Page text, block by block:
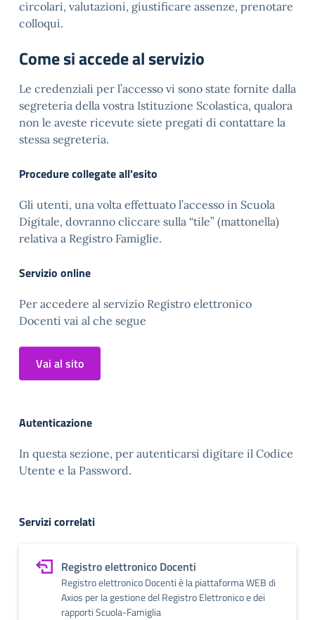
circolari, valutazioni, giustificare assenze, prenotare
colloqui.
Come si accede al servizio
Le credenziali per l’accesso vi sono state fornite dalla
segreteria della vostra Istituzione Scolastica, qualora
non le aveste ricevute siete pregati di contattare la
stessa segreteria.
Procedure collegate all'esito
Gli utenti, una volta effettuato l’accesso in Scuola
Digitale, dovranno cliccare sulla “tile” (mattonella)
relativa a Registro Famiglie.
Servizio online
Per accedere al servizio Registro elettronico
Docenti vai al che segue
Vai al sito
Autenticazione
In questa sezione, per autenticarsi digitare il Codice
Utente e la Password.
Servizi correlati
Registro elettronico Docenti
Registro elettronico Docenti è la piattaforma WEB di
Axios per la gestione del Registro Elettronico e dei
rapporti Scuola-Famiglia